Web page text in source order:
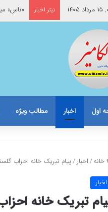
تیتر اخبار «ناس»
اول اخبار مطالب ویژه
خانه/اخبار/پیام تبریک خانه احزاب
اخبار
تبریک خانه